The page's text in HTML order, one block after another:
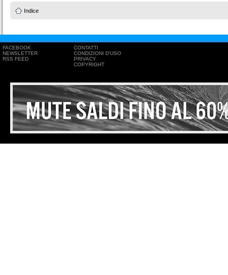
Indice
FACEBOOK
NEWSLETTER
RSS FEED
CONTATTI
CONDIZIONI D'USO
PRIVACY
COPYRIGHT